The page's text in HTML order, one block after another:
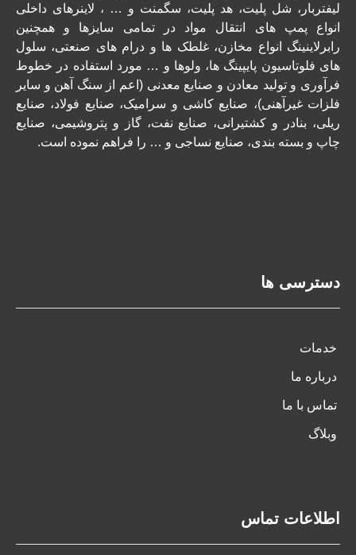
لیفتربار، شل پلیت، هد پلیت، سگمنت و … ، لاینرهای داخلی
انواع پمپ های انتقال مواد در تمامی سایزها و همچنین
رابرلاینینگ انواع مخازن، غلطک ها و درام های صنعتی، سلول
های فلوتاسیون پایپینگ ها، ولوها و … مورد استفاده در خطوط
فرآوری و تولید معادن و صنایع معدنی (اعم از سنگ آهن و سایر
فلزات غیرآهنی)، صنایع کاشی و سرامیک، صنایع فولاد، صنایع
ریلی، بنادر و کشتیرانی، صنایع نفت، گاز و پتروشیمی، صنایع
چاپ و بسته بندی، صنایع نساجی و … را فراهم نموده است.
دسترسی ها
خدمات
درباره ما
تماس با ما
وبلاگ
اطلاعات تماس